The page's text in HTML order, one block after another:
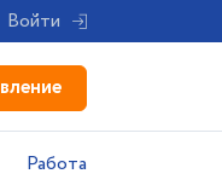
Войти
Работа